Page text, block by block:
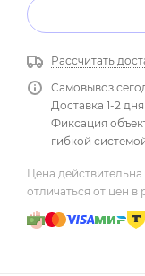
Рассчитать
Самовывоз
Доставка 1-2
Фиксация
гибкой
Цена
отличаться от цен в